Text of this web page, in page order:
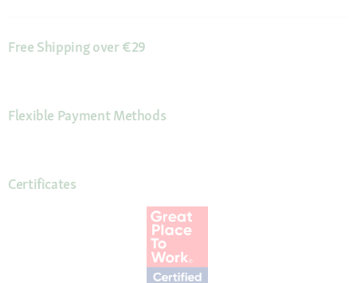
Free Shipping over €29
Flexible Payment Methods
Certificates